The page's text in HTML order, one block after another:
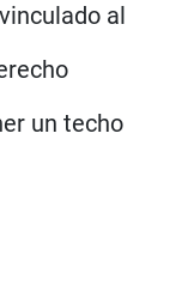
al
un techo